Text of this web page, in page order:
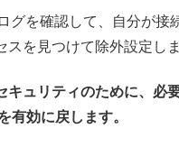
グを確認して、自分が接
スを見つけて除外設定しま
キュリティのために、必
有効に戻します。